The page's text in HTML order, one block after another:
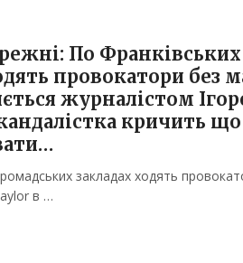
По
провокатори без
журналістом
кричить що
закладах ходять
в …